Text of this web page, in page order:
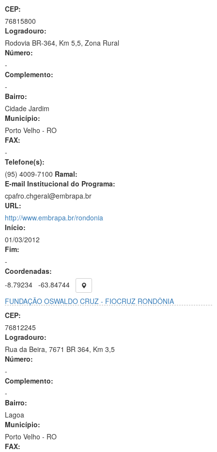
CEP:
76815800
Logradouro:
Rodovia BR-364, Km 5,5, Zona Rural
Número:
-
Complemento:
-
Bairro:
Cidade Jardim
Município:
Porto Velho - RO
FAX:
-
Telefone(s):
(95) 4009-7100 Ramal:
E-mail Institucional do Programa:
cpafro.chgeral@embrapa.br
URL:
http://www.embrapa.br/rondonia
Início:
01/03/2012
Fim:
-
Coordenadas:
-8.79234 -63.84744
FUNDAÇÃO OSWALDO CRUZ - FIOCRUZ RONDÔNIA
CEP:
76812245
Logradouro:
Rua da Beira, 7671 BR 364, Km 3,5
Número:
-
Complemento:
-
Bairro:
Lagoa
Município:
Porto Velho - RO
FAX: